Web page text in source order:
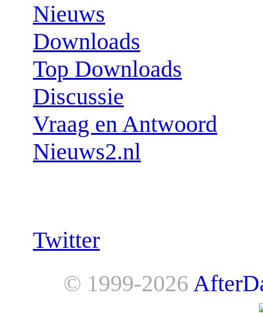
Nieuws
Downloads
Top Downloads
Discussie
Vraag en Antwoord
Nieuws2.nl
Twitter
© 1999-2026